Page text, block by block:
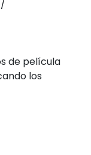
de película
los